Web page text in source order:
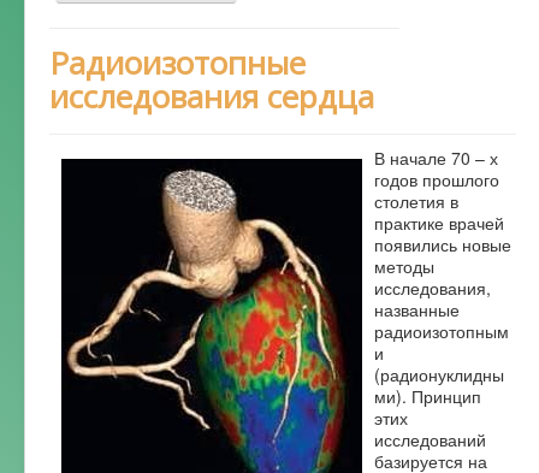
Симптомы
Диагностика
Советы врача
Альтернативная медицина
Форум
Радиоизотопные
исследования сердца
В начале 70 – х
годов прошлого
столетия в
практике врачей
появились новые
методы
исследования,
названные
радиоизотопным
и
(радионуклидны
ми). Принцип
этих
исследований
базируется на